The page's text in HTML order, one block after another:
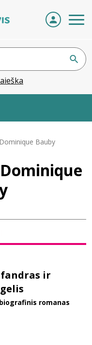
+370 667 80 541
Bauby
ir
romanas